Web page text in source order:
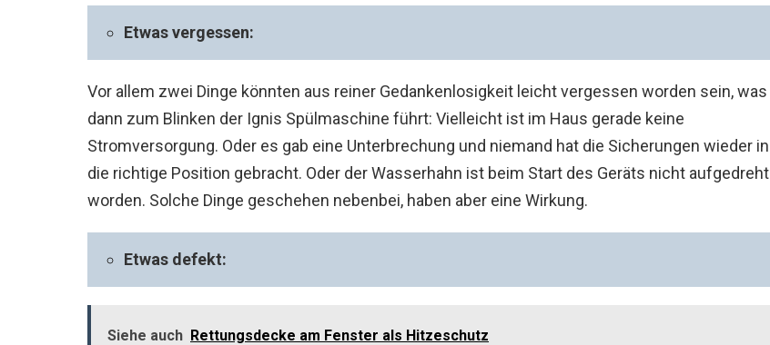
Etwas vergessen:
Vor allem zwei Dinge könnten aus reiner Gedankenlosigkeit leicht vergessen worden sein, was
dann zum Blinken der Ignis Spülmaschine führt: Vielleicht ist im Haus gerade keine
Stromversorgung. Oder es gab eine Unterbrechung und niemand hat die Sicherungen wieder in
die richtige Position gebracht. Oder der Wasserhahn ist beim Start des Geräts nicht aufgedreht
worden. Solche Dinge geschehen nebenbei, haben aber eine Wirkung.
Etwas defekt:
Siehe auch Rettungsdecke am Fenster als Hitzeschutz